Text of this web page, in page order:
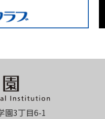
園3丁目6-1